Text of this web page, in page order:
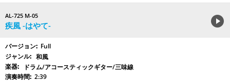
AL-725 M-05
疾風 -はやて-
Full
和風
ドラム/アコースティックギター/三味線
2:39